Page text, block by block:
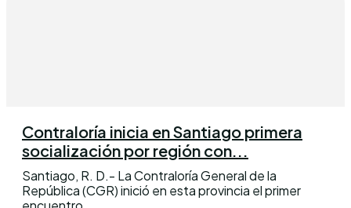
Contraloría inicia en Santiago primera
socialización por región con...
Santiago, R. D.- La Contraloría General de la
República (CGR) inició en esta provincia el primer